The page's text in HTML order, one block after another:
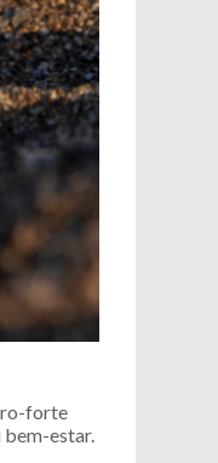
forte
estar.